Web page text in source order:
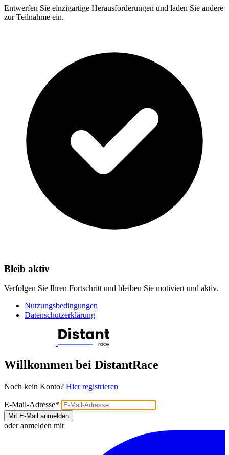
Entwerfen Sie einzigartige Herausforderungen und laden Sie andere
zur Teilnahme ein.
Bleib aktiv
Verfolgen Sie Ihren Fortschritt und bleiben Sie motiviert und aktiv.
Nutzungsbedingungen
Datenschutzerklärung
Willkommen bei DistantRace
Noch kein Konto? Hier registrieren
E-Mail-Adresse*
Mit E-Mail anmelden
oder anmelden mit